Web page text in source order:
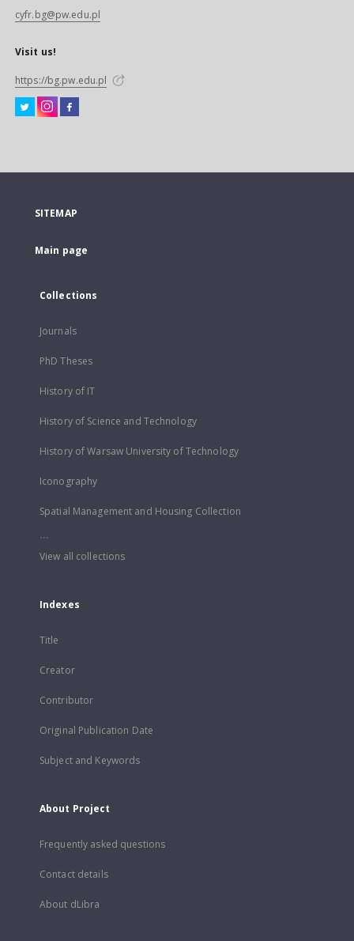
cyfr.bg@pw.edu.pl
Visit us!
https://bg.pw.edu.pl
SITEMAP
Main page
Collections
Journals
PhD Theses
History of IT
History of Science and Technology
History of Warsaw University of Technology
Iconography
Spatial Management and Housing Collection
...
View all collections
Indexes
Title
Creator
Contributor
Original Publication Date
Subject and Keywords
About Project
Frequently asked questions
Contact details
About dLibra